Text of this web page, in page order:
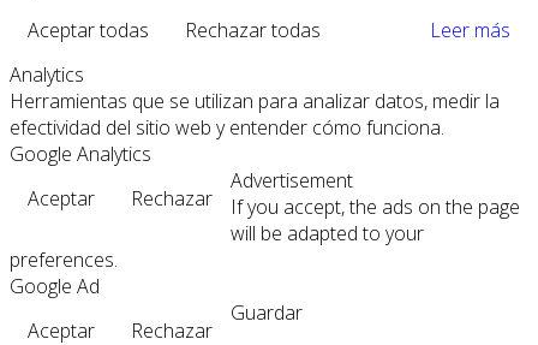
Aceptar todas
Rechazar todas
Leer más
Analytics
Herramientas que se utilizan para analizar datos, medir la
efectividad del sitio web y entender cómo funciona.
Google Analytics
Aceptar
Rechazar
Advertisement
If you accept, the ads on the page
will be adapted to your
preferences.
Google Ad
Aceptar
Rechazar
Guardar